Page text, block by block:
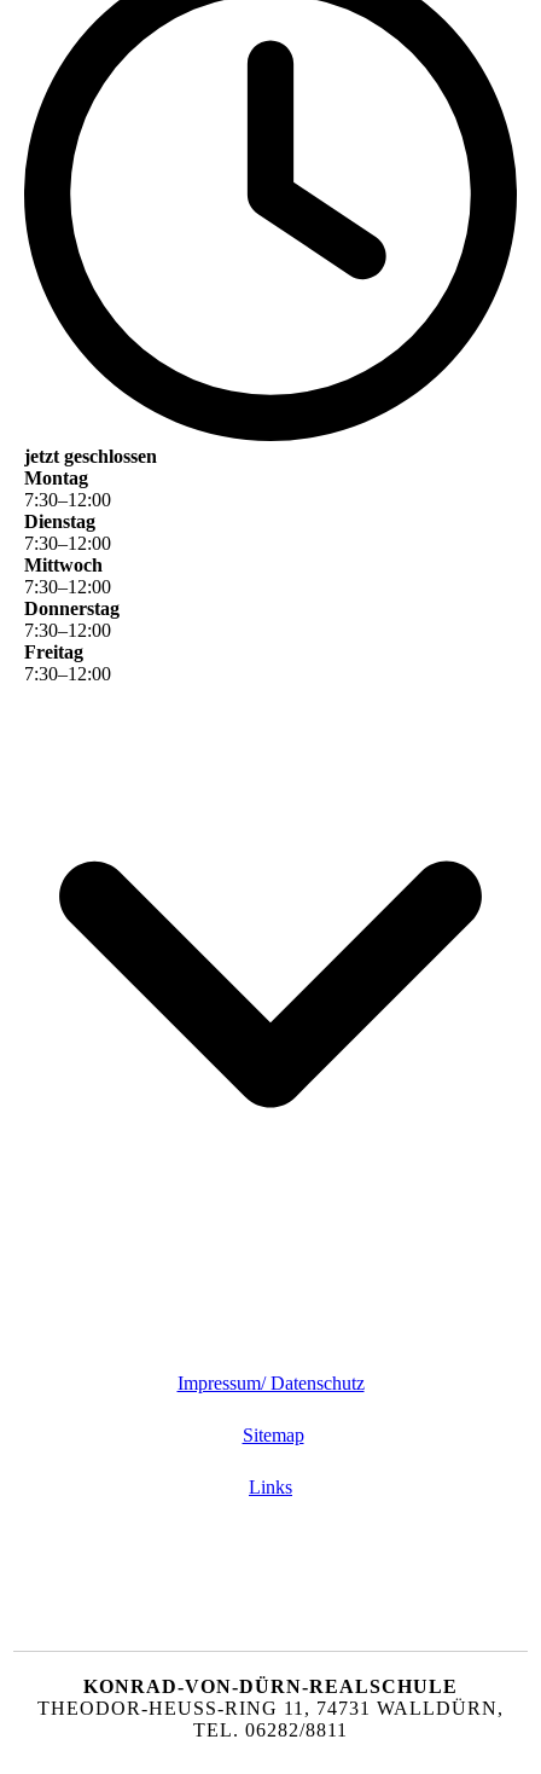
jetzt geschlossen
Montag
7:30–12:00
Dienstag
7:30–12:00
Mittwoch
7:30–12:00
Donnerstag
7:30–12:00
Freitag
7:30–12:00
Impressum/ Datenschutz
Sitemap
Links
KONRAD-VON-DÜRN-REALSCHULE
THEODOR-HEUSS-RING 11, 74731 WALLDÜRN,
TEL. 06282/8811